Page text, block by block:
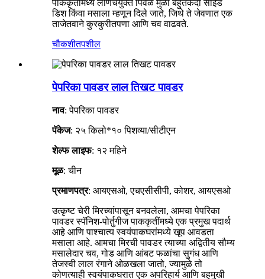
पाककृतीमध्ये लोणचेयुक्त पिवळे मुळा बहुतेकदा साइड
डिश किंवा मसाला म्हणून दिले जाते, जिथे ते जेवणात एक
ताजेतवाने कुरकुरीतपणा आणि चव वाढवते.
चौकशीतपशील
पेपरिका पावडर लाल तिखट पावडर
नाव: पेपरिका पावडर
पॅकेज: २५ किलो*१० पिशव्या/सीटीएन
शेल्फ लाइफ: १२ महिने
मूळ: चीन
प्रमाणपत्र: आयएसओ, एचएसीसीपी, कोशर, आयएसओ
उत्कृष्ट चेरी मिरच्यांपासून बनवलेला, आमचा पेपरिका
पावडर स्पॅनिश-पोर्तुगीज पाककृतींमध्ये एक प्रमुख पदार्थ
आहे आणि पाश्चात्य स्वयंपाकघरांमध्ये खूप आवडता
मसाला आहे. आमचा मिरची पावडर त्याच्या अद्वितीय सौम्य
मसालेदार चव, गोड आणि आंबट फळांचा सुगंध आणि
तेजस्वी लाल रंगाने ओळखला जातो, ज्यामुळे तो
कोणत्याही स्वयंपाकघरात एक अपरिहार्य आणि बहुमुखी